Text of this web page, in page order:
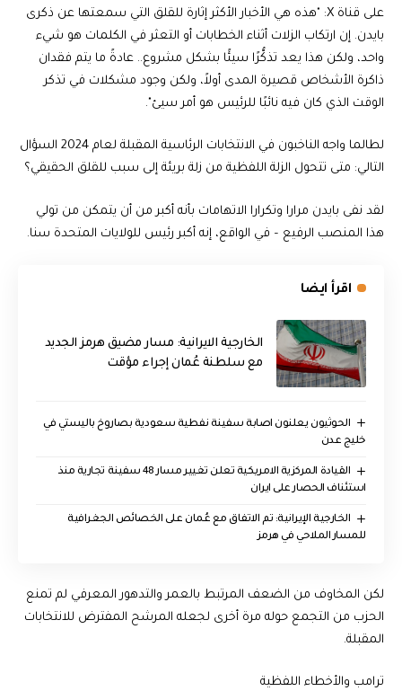
على قناة X: "هذه هي الأخبار الأكثر إثارة للقلق التي سمعتها عن ذكرى
بايدن. إن ارتكاب الزلات أثناء الخطابات أو التعثر في الكلمات هو شيء
واحد، ولكن هذا يعد تذكُّرًا سيئًا بشكل مشروع.. عادةً ما يتم فقدان
ذاكرة الأشخاص قصيرة المدى أولاً، ولكن وجود مشكلات في تذكر
الوقت الذي كان فيه نائبًا للرئيس هو أمر سيئ".
لطالما واجه الناخبون في الانتخابات الرئاسية المقبلة لعام 2024 السؤال
التالي: متى تتحول الزلة اللفظية من زلة بريئة إلى سبب للقلق الحقيقي؟
لقد نفى بايدن مرارا وتكرارا الاتهامات بأنه أكبر من أن يتمكن من تولي
هذا المنصب الرفيع – في الواقع، إنه أكبر رئيس للولايات المتحدة سنا.
اقرأ ايضا
الخارجية الايرانية: مسار مضيق هرمز الجديد
مع سلطنة عُمان إجراء مؤقت
الحوثيون يعلنون اصابة سفينة نفطية سعودية بصاروخ باليستي في
خليج عدن
القيادة المركزية الامريكية تعلن تغيير مسار 48 سفينة تجارية منذ
استئناف الحصار على ايران
‏الخارجية الإيرانية: تم الاتفاق مع عُمان على الخصائص الجغرافية
للمسار الملاحي في هرمز
لكن المخاوف من الضعف المرتبط بالعمر والتدهور المعرفي لم تمنع
الحزب من التجمع حوله مرة أخرى لجعله المرشح المفترض للانتخابات
المقبلة.
ترامب والأخطاء اللفظية